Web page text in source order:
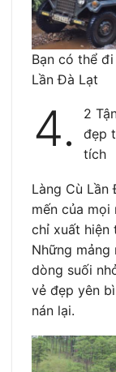
Bạn có thể
Lần Đà Lạt
4.
2
đẹp
tích
Làng Cù Lần
mến của
chỉ xuất hiện
Những
dòng suối
vẻ đẹp yên
nán lại.